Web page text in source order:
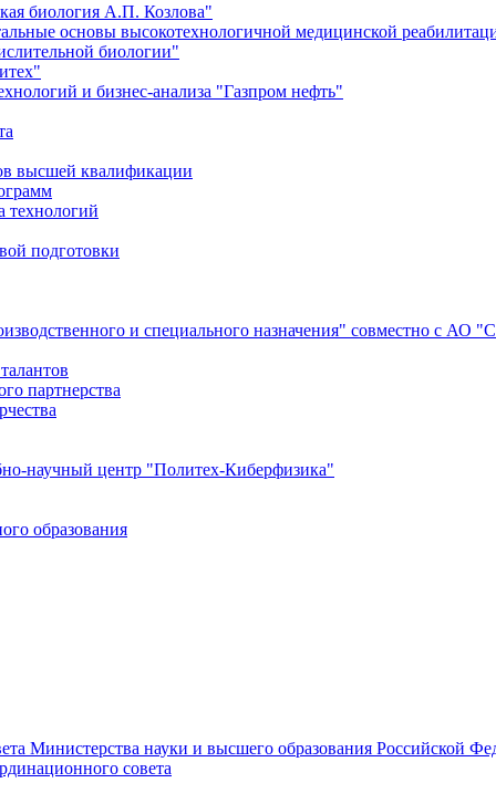
биология А.П. Козлова"
основы высокотехнологичной медицинской
биологии"
и бизнес-анализа "Газпром нефть"
высшей квалификации
технологий
подготовки
и специального назначения" совместно с
партнерства
научный центр "Политех-Киберфизика"
образования
Министерства науки и высшего образования Российской
совета